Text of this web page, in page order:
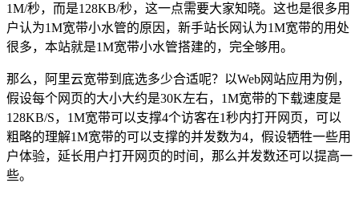
1M/秒，而是128KB/秒，这一点需要大家知晓。这也是很多用
户认为1M宽带小水管的原因，新手站长网认为1M宽带的用处
很多，本站就是1M宽带小水管搭建的，完全够用。
那么，阿里云宽带到底选多少合适呢？以Web网站应用为例，
假设每个网页的大小大约是30K左右，1M宽带的下载速度是
128KB/S，1M宽带可以支撑4个访客在1秒内打开网页，可以
粗略的理解1M宽带的可以支撑的并发数为4，假设牺牲一些用
户体验，延长用户打开网页的时间，那么并发数还可以提高一
些。